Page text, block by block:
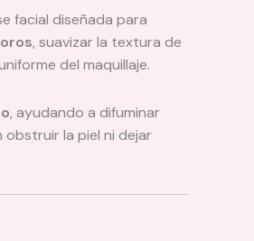
facial diseñada para
, suavizar la textura de
del maquillaje.
, ayudando a difuminar
obstruir la piel ni dejar